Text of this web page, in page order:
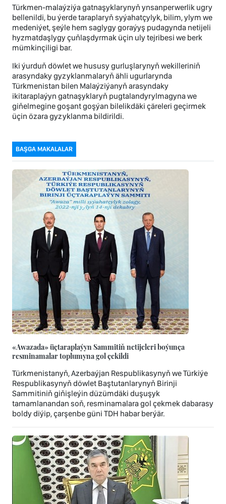
Türkmen-malaýziýa gatnaşyklarynyň ynsanperwerlik ugry
bellenildi, bu ýerde taraplaryň syýahatçylyk, bilim, ylym we
medeniýet, şeýle hem saglygy goraýyş pudagynda netijeli
hyzmatdaşlygy çuňlaşdyrmak üçin uly tejribesi we berk
mümkinçiligi bar.
Iki ýurduň döwlet we hususy gurluşlarynyň wekilleriniň
arasyndaky gyzyklanmalaryň ähli ugurlarynda
Türkmenistan bilen Malaýziýanyň arasyndaky
ikitaraplaýyn gatnaşyklaryň pugtalandyrylmagyna we
giňelmegine goşant goşýan bilelikdäki çäreleri geçirmek
üçin özara gyzyklanma bildirildi.
BAŞGA MAKALALAR
«Awazada» üçtaraplaýyn Sammitiň netijeleri boýunça
resminamalar toplumyna gol çekildi
Türkmenistanyň, Azerbaýjan Respublikasynyň we Türkiýe
Respublikasynyň döwlet Baştutanlarynyň Birinji
Sammitiniň giňişleýin düzümdäki duşuşyk
tamamlanandan soň, resminamalara gol çekmek dabarasy
boldy diýip, çarşenbe güni TDH habar berýär.